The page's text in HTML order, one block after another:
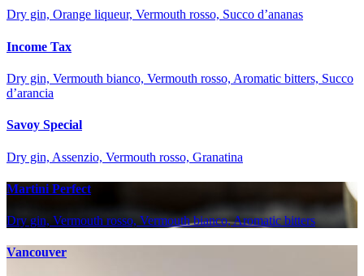
Dry gin, Orange liqueur, Vermouth rosso, Succo d’ananas
Income Tax
Dry gin, Vermouth bianco, Vermouth rosso, Aromatic bitters, Succo
d’arancia
Savoy Special
Dry gin, Assenzio, Vermouth rosso, Granatina
Martini Perfect
Dry gin, Vermouth rosso, Vermouth bianco, Aromatic bitters
Vancouver